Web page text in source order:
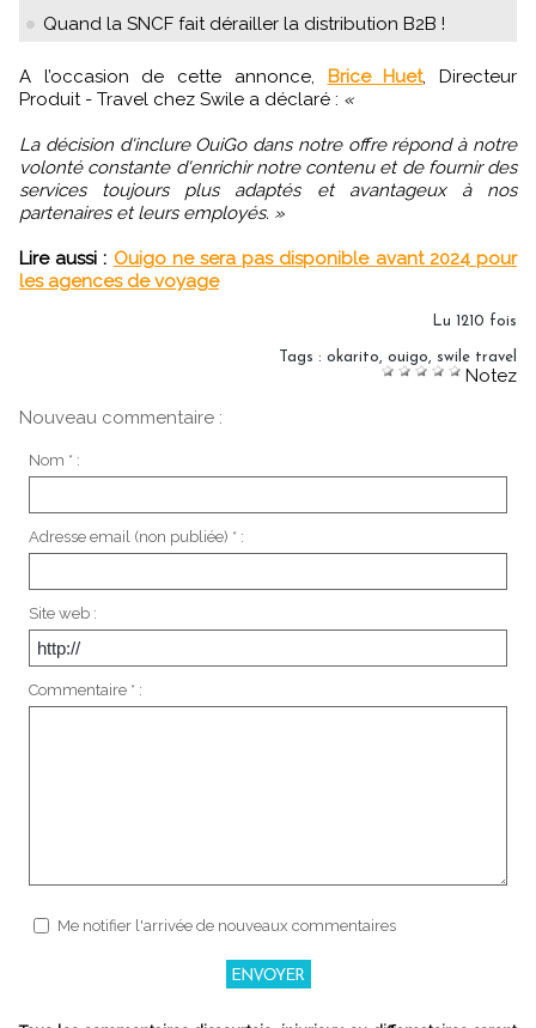
Quand la SNCF fait dérailler la distribution B2B !
A l’occasion de cette annonce, Brice Huet, Directeur
Produit - Travel chez Swile a déclaré : «
La décision d'inclure OuiGo dans notre offre répond à notre
volonté constante d'enrichir notre contenu et de fournir des
services toujours plus adaptés et avantageux à nos
partenaires et leurs employés. »
Lire aussi : Ouigo ne sera pas disponible avant 2024 pour
les agences de voyage
Lu 1210 fois
Tags : okarito, ouigo, swile travel
Notez
Nouveau commentaire :
Nom * :
Adresse email (non publiée) * :
Site web :
Commentaire * :
Me notifier l'arrivée de nouveaux commentaires